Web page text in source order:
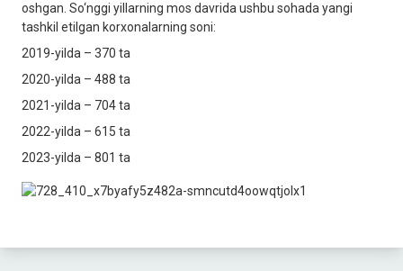
oshgan. So‘nggi yillarning mos davrida ushbu sohada yangi
tashkil etilgan korxonalarning soni:
2019-yilda – 370 ta
2020-yilda – 488 ta
2021-yilda – 704 ta
2022-yilda – 615 ta
2023-yilda – 801 ta